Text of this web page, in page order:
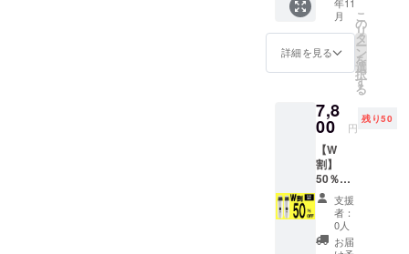
新商品やお
得情報は、
LINE公式ア
ぜひこの機
会にお友達
登録をお願
いいたしま
す。
送料
込） ・
スキン
スクラ
バー ×
１ ・
ケーブ
ル ×１
・マ
ニュア
ル（英
語） ×
１ ※本
製品の
説明動
画お渡
月
詳細を見る
こ
の
リ
タ
ー
ン
を
選
択
す
る
7,8
00 円
残り50
【W
割】
50％OF
F 50名
限定 定
15,600
支援
者：
0人
お届